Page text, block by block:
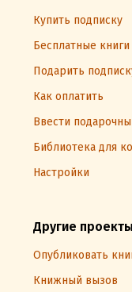
Купить подписку
Бесплатные книги
Подарить
Как оплатить
Ввести
Библиотека для
Настройки
Другие проекты
Опубликовать
Книжный вызов